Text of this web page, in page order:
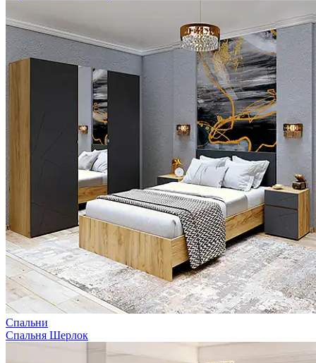
Спальни
Спальня Шерлок